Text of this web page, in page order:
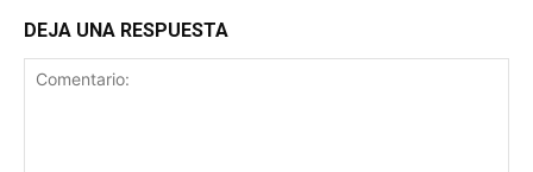
DEJA UNA RESPUESTA